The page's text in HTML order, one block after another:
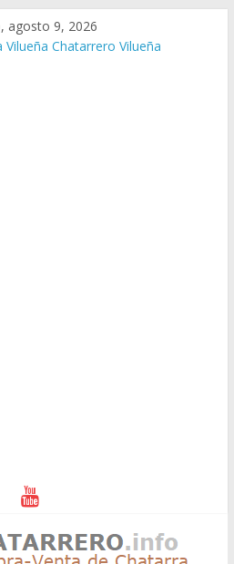
agosto 9, 2026
Vilueña Chatarrero Vilueña